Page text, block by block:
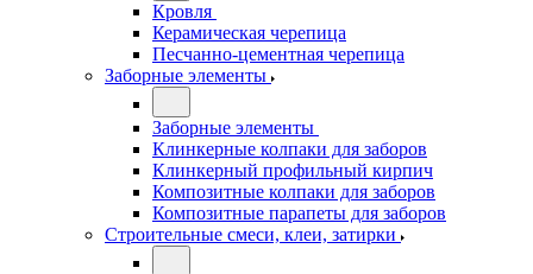
Кровля
Керамическая черепица
Песчанно-цементная черепица
Заборные элементы
Заборные элементы
Клинкерные колпаки для заборов
Клинкерный профильный кирпич
Композитные колпаки для заборов
Композитные парапеты для заборов
Строительные смеси, клеи, затирки